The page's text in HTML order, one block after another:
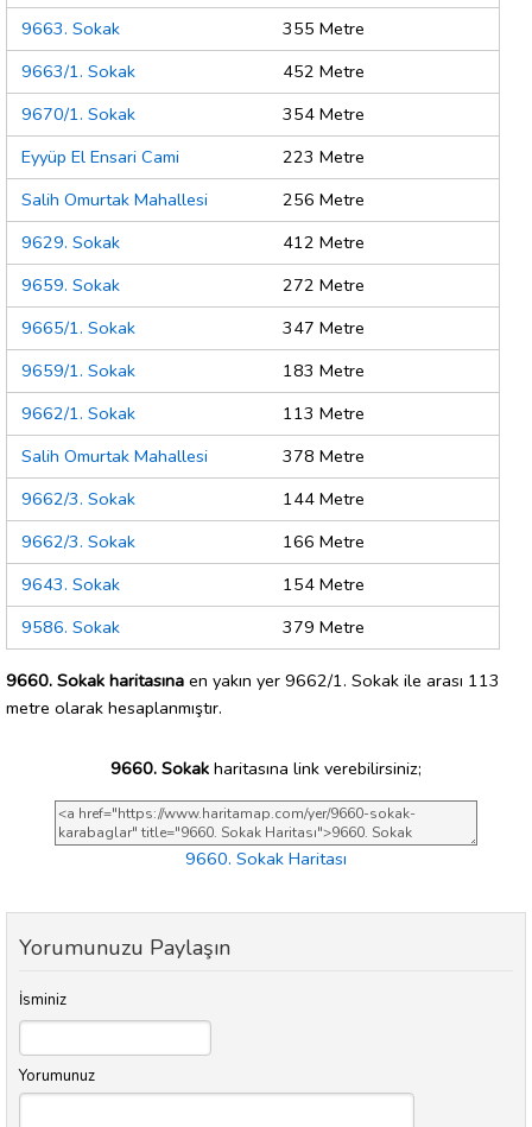
9663. Sokak
355 Metre
9663/1. Sokak
452 Metre
9670/1. Sokak
354 Metre
Eyyüp El Ensari Cami
223 Metre
Salih Omurtak Mahallesi
256 Metre
9629. Sokak
412 Metre
9659. Sokak
272 Metre
9665/1. Sokak
347 Metre
9659/1. Sokak
183 Metre
9662/1. Sokak
113 Metre
Salih Omurtak Mahallesi
378 Metre
9662/3. Sokak
144 Metre
9662/3. Sokak
166 Metre
9643. Sokak
154 Metre
9586. Sokak
379 Metre
9660. Sokak haritasına en yakın yer 9662/1. Sokak ile arası 113
metre olarak hesaplanmıştır.
9660. Sokak haritasına link verebilirsiniz;
9660. Sokak Haritası
Yorumunuzu Paylaşın
İsminiz
Yorumunuz